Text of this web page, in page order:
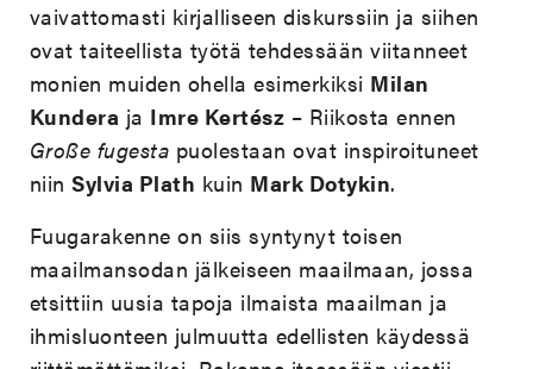
vaivattomasti kirjalliseen diskurssiin ja siihen
ovat taiteellista työtä tehdessään viitanneet
monien muiden ohella esimerkiksi Milan
Kundera ja Imre Kertész – Riikosta ennen
Große fugesta puolestaan ovat inspiroituneet
niinSylvia Plath kuin Mark Dotykin.
Fuugarakenne on siis syntynyt toisen
maailmansodan jälkeiseen maailmaan, jossa
etsittiin uusia tapoja ilmaista maailman ja
ihmisluonteen julmuutta edellisten käydessä